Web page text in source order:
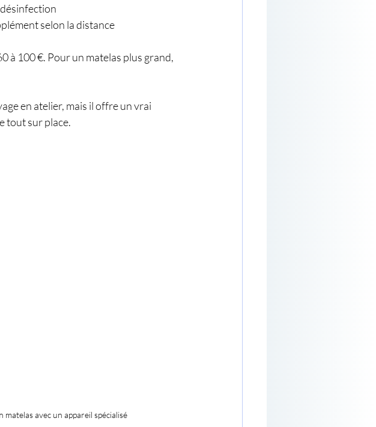
selon la distance
à 100 €. Pour un matelas plus grand,
en atelier, mais il offre un vrai
tout sur place.
avec un appareil spécialisé